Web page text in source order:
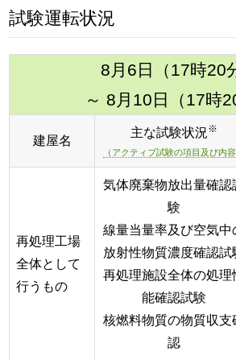
試験運転状況
8月6日（17時20
～ 8月10日（17時
建屋名
主な試験状況※
（アクティブ試験の項目及び内容
再処理工場
全体として
行うもの
気体廃棄物放出量確認
験
線量当量率及び空気中
放射性物質濃度確認試
再処理施設全体の処理
能確認試験
核燃料物質の物質収支
認